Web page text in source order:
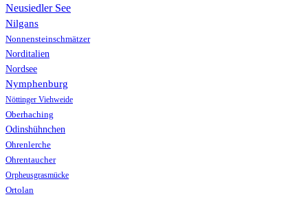
Neusiedler See
Nilgans
Nonnensteinschmätzer
Norditalien
Nordsee
Nymphenburg
Nöttinger Viehweide
Oberhaching
Odinshühnchen
Ohrenlerche
Ohrentaucher
Orpheusgrasmücke
Ortolan